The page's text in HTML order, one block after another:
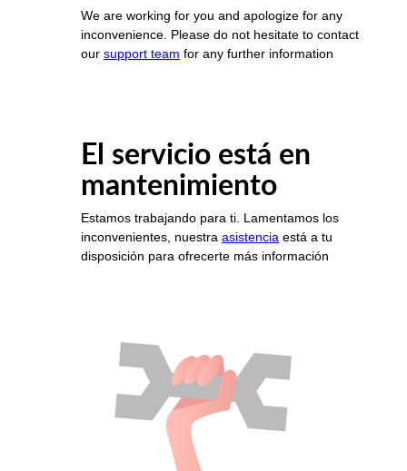
We are working for you and apologize for any
inconvenience. Please do not hesitate to contact
our support team for any further information
El servicio está en
mantenimiento
Estamos trabajando para ti. Lamentamos los
inconvenientes, nuestra asistencia está a tu
disposición para ofrecerte más información